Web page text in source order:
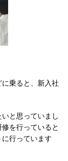
乗ると、 新入社
と思っていまし
を行っていると
行っています